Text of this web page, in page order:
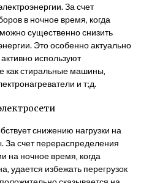
За счет
в ночное время‚ когда
существенно снизить
Это особенно актуально
используют
как стиральные машины‚
и т;д.
снижению нагрузки на
За счет перераспределения
на ночное время‚ когда
удается избежать перегрузок